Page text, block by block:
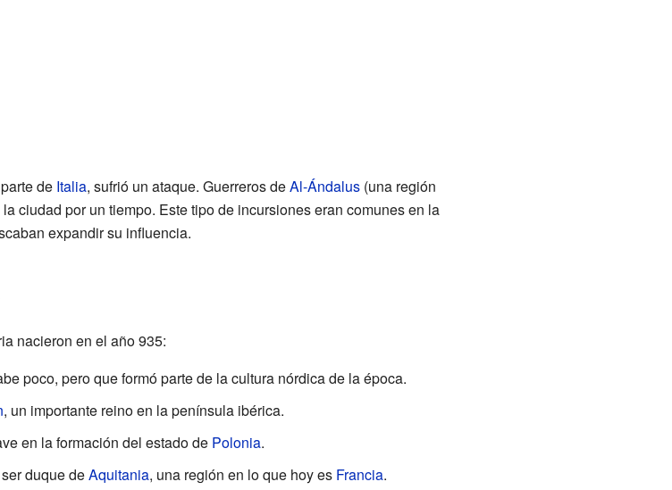
de Italia, sufrió un ataque. Guerreros deAl-Ándalus(una región
ciudad por un tiempo. Este tipo de incursiones eran comunes en la
expandir su influencia.
nacieron en el año 935:
poco, pero que formó parte de la cultura nórdica de la época.
, un importante reino en la península ibérica.
en la formación del estado de Polonia.
duque deAquitania, una región en lo que hoy es Francia.